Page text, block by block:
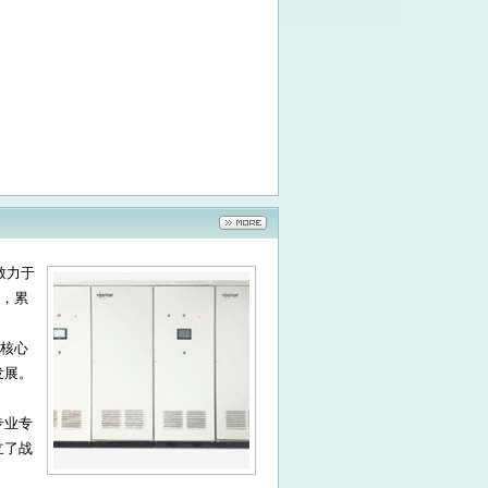
力于
累
心
。
业专
了战